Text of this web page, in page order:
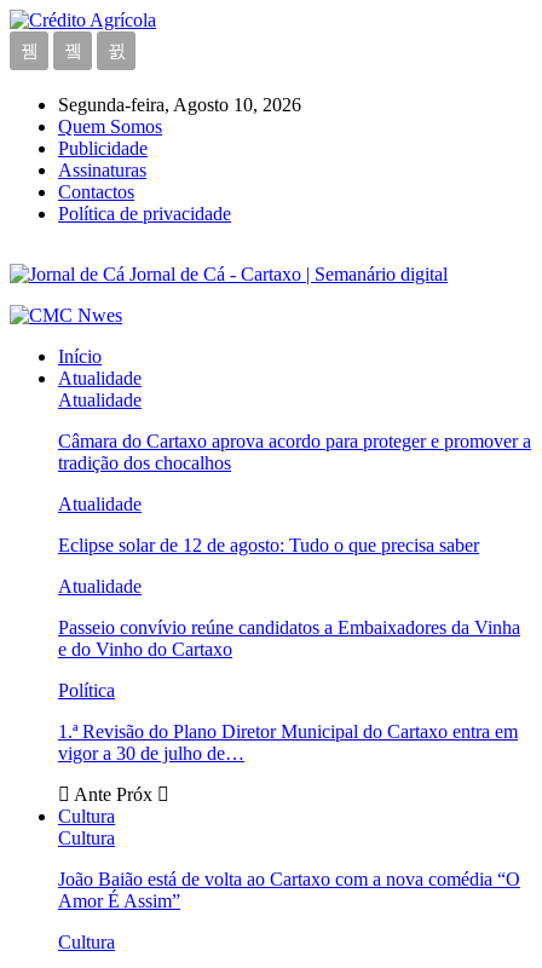
Segunda-feira, Agosto 10, 2026
Quem Somos
Publicidade
Assinaturas
Contactos
Política de privacidade
Jornal de Cá - Cartaxo | Semanário digital
Início
Atualidade
Atualidade
Câmara do Cartaxo aprova acordo para proteger e promover a
tradição dos chocalhos
Atualidade
Eclipse solar de 12 de agosto: Tudo o que precisa saber
Atualidade
Passeio convívio reúne candidatos a Embaixadores da Vinha
e do Vinho do Cartaxo
Política
1.ª Revisão do Plano Diretor Municipal do Cartaxo entra em
vigor a 30 de julho de…
Ante Próx
Cultura
Cultura
João Baião está de volta ao Cartaxo com a nova comédia “O
Amor É Assim”
Cultura